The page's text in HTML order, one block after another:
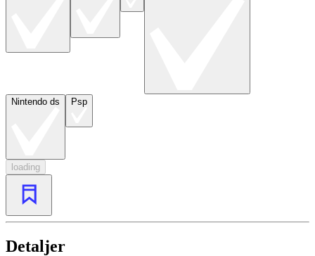
Nintendo ds Psp
loading
Detaljer